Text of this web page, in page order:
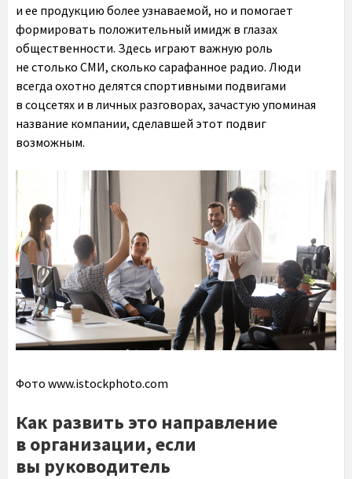
и ее продукцию более узнаваемой, но и помогает
формировать положительный имидж в глазах
общественности. Здесь играют важную роль
не столько СМИ, сколько сарафанное радио. Люди
всегда охотно делятся спортивными подвигами
в соцсетях и в личных разговорах, зачастую упоминая
название компании, сделавшей этот подвиг
возможным.
Фото www.istockphoto.com
Как развить это направление
в организации, если
вы руководитель